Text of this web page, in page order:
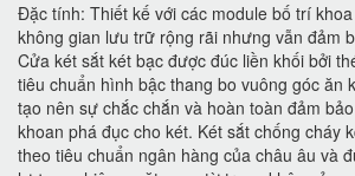
Đặc tính: Thiết kế với các module bố trí
không gian lưu trữ rộng rãi nhưng vẫn đảm
Cửa két sắt két bạc được đúc liền khối bởi
tiêu chuẩn hình bậc thang bo vuông góc ăn
tạo nên sự chắc chắn và hoàn toàn đảm
khoan phá đục cho két. Két sắt chống cháy
theo tiêu chuẩn ngân hàng của châu âu và